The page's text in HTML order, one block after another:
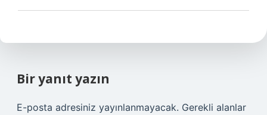
Bir yanıt yazın
E-posta adresiniz yayınlanmayacak. Gerekli alanlar